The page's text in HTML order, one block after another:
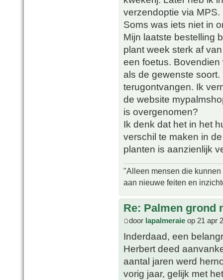
verzendoptie via MPS.
Soms was iets niet in
Mijn laatste bestelling
plant week sterk af
een foetus.
als de gewenste
terugontvangen. Ik
de website
is overgenomen?
Ik denk dat het in het
verschil te maken in
planten is aanzienlijk
"Alleen mensen die
aan nieuwe feiten en
Re: Palmen grond
door lapalmeraie op 21 apr
Inderdaad, een
Herbert deed
aantal jaren werd
vorig jaar, gelijk met